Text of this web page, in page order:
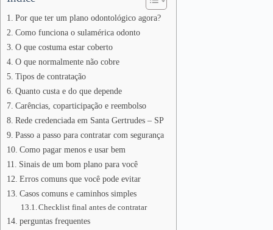
Por que ter um plano odontológico agora?
Como funciona o sulamérica odonto
O que costuma estar coberto
O que normalmente não cobre
Tipos de contratação
Quanto custa e do que depende
Carências, coparticipação e reembolso
Rede credenciada em Santa Gertrudes – SP
Passo a passo para contratar com segurança
Como pagar menos e usar bem
Sinais de um bom plano para você
Erros comuns que você pode evitar
Casos comuns e caminhos simples
Checklist final antes de contratar
perguntas frequentes